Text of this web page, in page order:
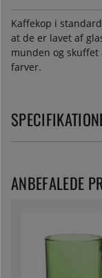
Kaffekop i
at de er lavet af
munden og
farver.
ANBEFALEDE